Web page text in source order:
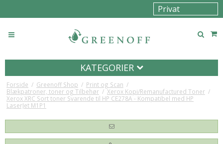
KATEGORIER
Forside / Greenoff Shop / Print og Scan /
Blækpatroner, toner og Tilbehør / Xerox Kopi/Remanufactured Toner /
Xerox XRC Sort toner Svarende til HP CE278A - Kompatibel med HP
LaserJet M1P1